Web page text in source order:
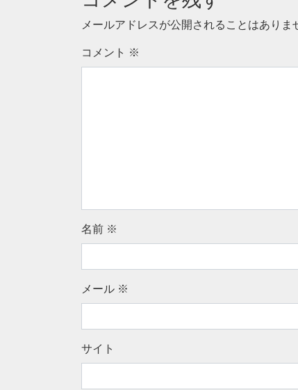
メールアドレスが公開されることはありま
コメント ※
名前 ※
メール ※
サイト